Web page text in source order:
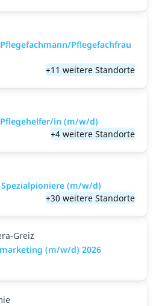
Pflegefachfrau
+11 weitere Standorte
in (m/w/d)
+4 weitere Standorte
(m/w/d)
+30 weitere Standorte
Greiz
(m/w/d) 2026